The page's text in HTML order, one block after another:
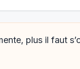
plus il faut